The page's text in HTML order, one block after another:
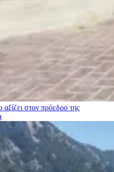
στον πρόεδρο της